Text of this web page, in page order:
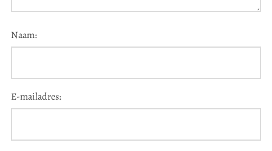
Naam:
E-mailadres: